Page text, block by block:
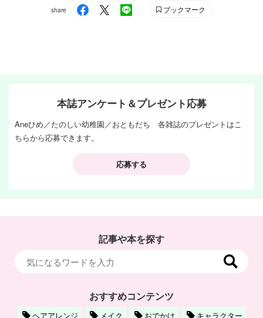
share ブックマーク
本誌アンケート＆プレゼント応募
Aneひめ／たのしい幼稚園／おともだち 各雑誌のプレゼントはこ
ちらから応募できます。
応募する
記事や本を探す
おすすめコンテンツ
ヘアアレンジ メイク おでかけ
キャラクター